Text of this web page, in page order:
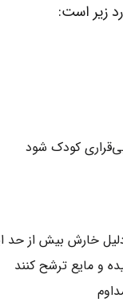
زیر است:
کودک شود
خارش بیش از حد
و مایع ترشح کنند